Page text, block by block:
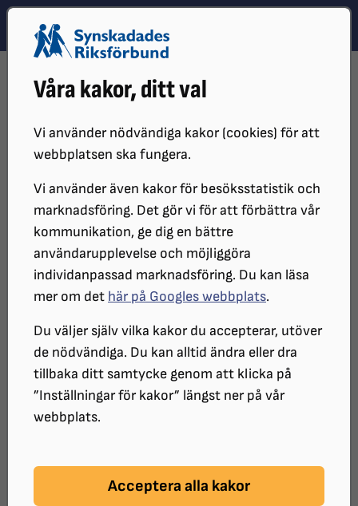
Våra kakor, ditt val
Vi använder nödvändiga kakor (cookies) för att
webbplatsen ska fungera.
Vi använder även kakor för besöksstatistik och
marknadsföring. Det gör vi för att förbättra vår
kommunikation, ge dig en bättre
användarupplevelse och möjliggöra
individanpassad marknadsföring. Du kan läsa
mer om det här på Googles webbplats.
Du väljer själv vilka kakor du accepterar, utöver
de nödvändiga. Du kan alltid ändra eller dra
tillbaka ditt samtycke genom att klicka på
”Inställningar för kakor” längst ner på vår
webbplats.
Acceptera alla kakor
Hoppa till innehåll
Hoppa till hitta snabbt
DISTRIKT
SRF VÄRMLANDS LÄN
Om SRF Värmlands Län
Distriktet bildades 1935 under namnet
Värmlands läns blindförening och
ombildades 1977 till Synskadades
Länsförbund Värmland.
År 1991 ändrades namnet till SRF Värmlands län. Det
innebär att vi år 2025 firade 90 år. Mer om vårt
jubileum kan du läsa under länken 90 år.
UPPDATERAT: